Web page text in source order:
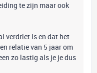
te zijn maar ook
verdriet is en dat het
relatie van 5 jaar om
zo lastig als je je dus